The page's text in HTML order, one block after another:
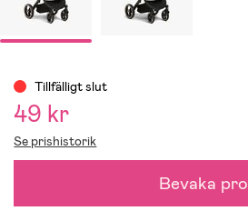
Tillfälligt slut
49 kr
Se prishistorik
Bevaka